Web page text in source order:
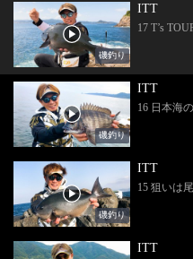
磯釣り
ITT
17 T’s
磯釣り
ITT
16 日本海
磯釣り
ITT
15 狙いは
ITT